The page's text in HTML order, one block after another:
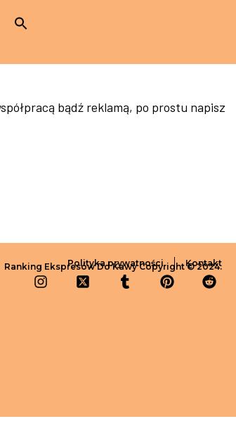
bądź reklamą, po prostu napisz
Polityka prywatności Kontakt
Ranking Ekspresów Do Kawy Copyright © 2024.